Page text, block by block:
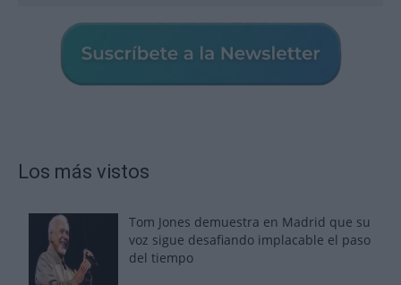
Los más vistos
Tom Jones demuestra en Madrid que su
voz sigue desafiando implacable el paso
del tiempo